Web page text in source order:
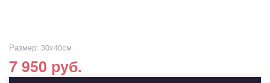
Размер: 30х40см
7 950 руб.